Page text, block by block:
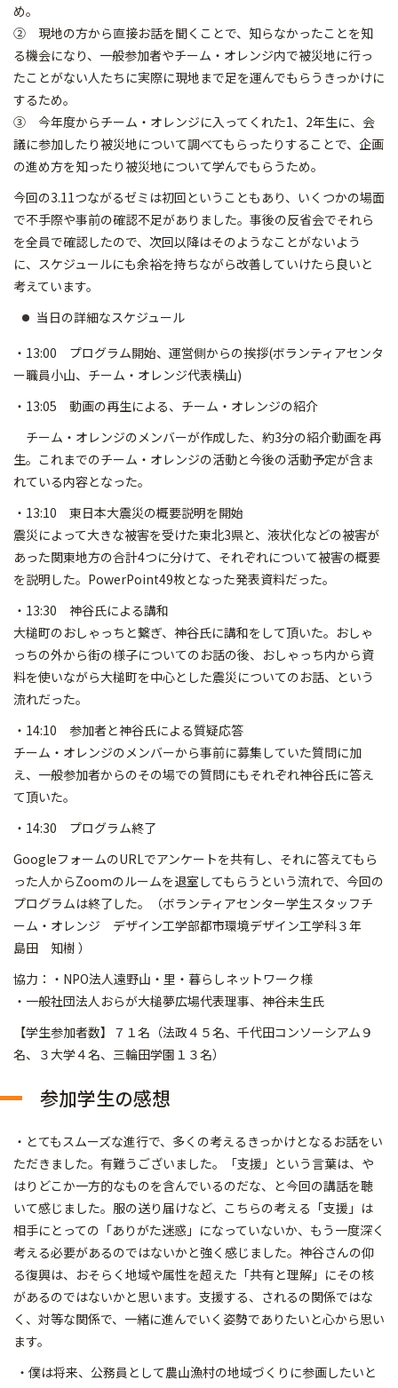
め。
② 現地の方から直接お話を聞くことで、知らなかったことを知
る機会になり、一般参加者やチーム・オレンジ内で被災地に行っ
たことがない人たちに実際に現地まで足を運んでもらうきっかけに
するため。
③ 今年度からチーム・オレンジに入ってくれた1、2年生に、会
議に参加したり被災地について調べてもらったりすることで、企画
の進め方を知ったり被災地について学んでもらうため。
今回の3.11つながるゼミは初回ということもあり、いくつかの場面
で不手際や事前の確認不足がありました。事後の反省会でそれら
を全員で確認したので、次回以降はそのようなことがないよう
に、スケジュールにも余裕を持ちながら改善していけたら良いと
考えています。
当日の詳細なスケジュール
・13:00 プログラム開始、運営側からの挨拶(ボランティアセンタ
ー職員小山、チーム・オレンジ代表横山)
・13:05 動画の再生による、チーム・オレンジの紹介
チーム・オレンジのメンバーが作成した、約3分の紹介動画を再
生。これまでのチーム・オレンジの活動と今後の活動予定が含ま
れている内容となった。
・13:10 東日本大震災の概要説明を開始
震災によって大きな被害を受けた東北3県と、液状化などの被害が
あった関東地方の合計4つに分けて、それぞれについて被害の概要
を説明した。PowerPoint49枚となった発表資料だった。
・13:30 神谷氏による講和
大槌町のおしゃっちと繋ぎ、神谷氏に講和をして頂いた。おしゃ
っちの外から街の様子についてのお話の後、おしゃっち内から資
料を使いながら大槌町を中心とした震災についてのお話、という
流れだった。
・14:10 参加者と神谷氏による質疑応答
チーム・オレンジのメンバーから事前に募集していた質問に加
え、一般参加者からのその場での質問にもそれぞれ神谷氏に答え
て頂いた。
・14:30 プログラム終了
GoogleフォームのURLでアンケートを共有し、それに答えてもら
った人からZoomのルームを退室してもらうという流れで、今回の
プログラムは終了した。（ボランティアセンター学生スタッフチ
ーム・オレンジ デザイン工学部都市環境デザイン工学科３年
島田 知樹 ）
協力：・NPO法人遠野山・里・暮らしネットワーク様
・一般社団法人おらが大槌夢広場代表理事、神谷未生氏
【学生参加者数】７１名（法政４５名、千代田コンソーシアム９
名、３大学４名、三輪田学園１３名）
参加学生の感想
・とてもスムーズな進行で、多くの考えるきっかけとなるお話をい
ただきました。有難うございました。「支援」という言葉は、や
はりどこか一方的なものを含んでいるのだな、と今回の講話を聴
いて感じました。服の送り届けなど、こちらの考える「支援」は
相手にとっての「ありがた迷惑」になっていないか、もう一度深く
考える必要があるのではないかと強く感じました。神谷さんの仰
る復興は、おそらく地域や属性を超えた「共有と理解」にその核
があるのではないかと思います。支援する、されるの関係ではな
く、対等な関係で、一緒に進んでいく姿勢でありたいと心から思い
ます。
・僕は将来、公務員として農山漁村の地域づくりに参画したいと